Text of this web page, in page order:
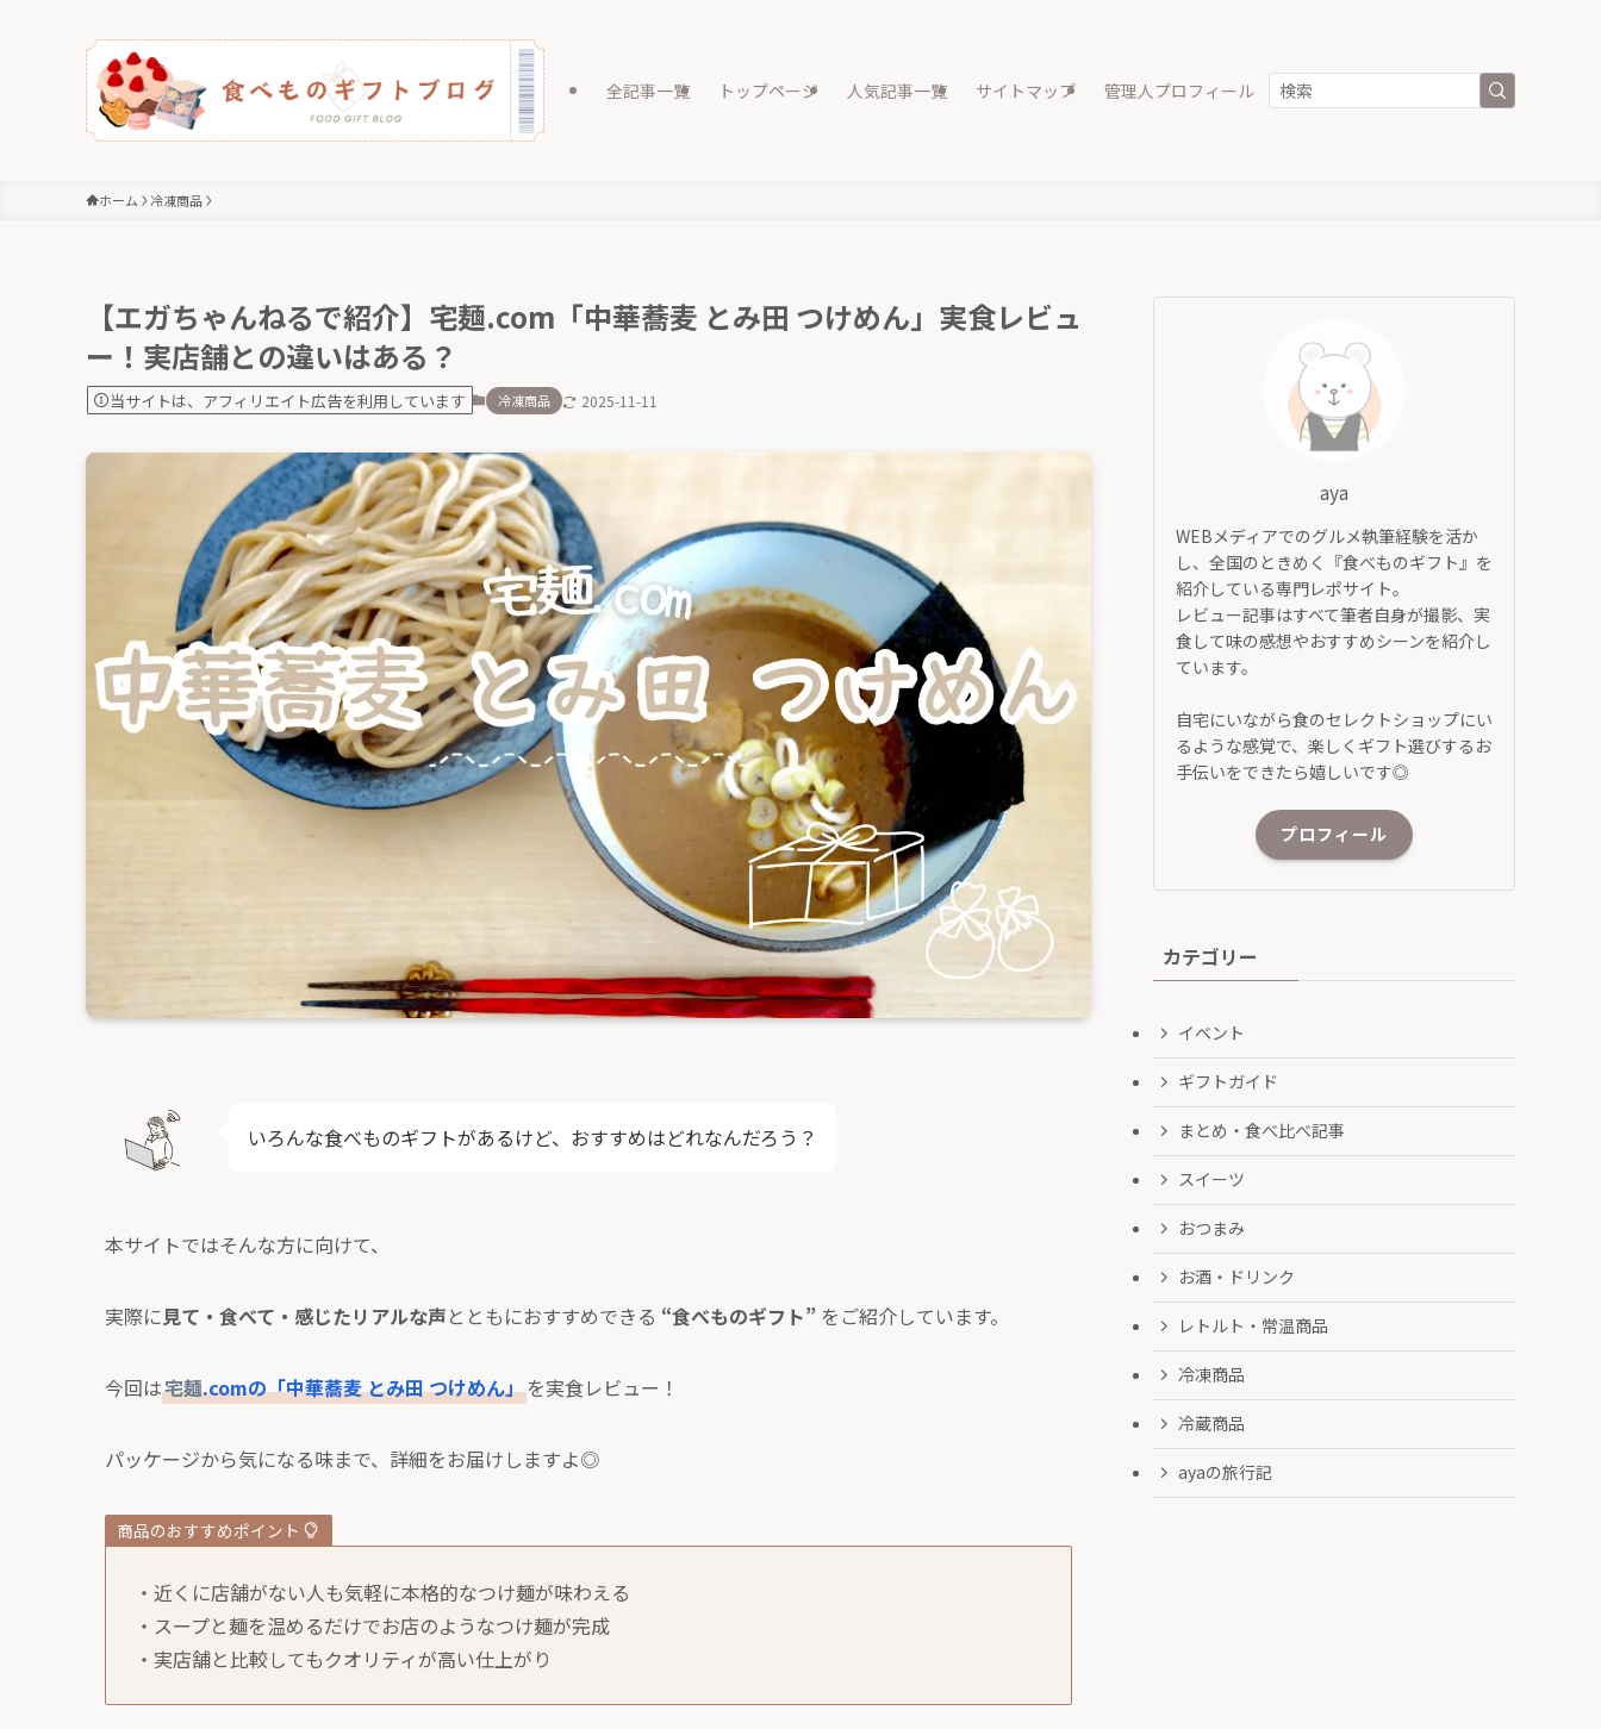
全記事一覧 トップページ 人気記事一覧 サイトマップ 管理人プロフィール
ホーム 冷凍商品
【エガちゃんねるで紹介】宅麺.com「中華蕎麦 とみ田 つけめん」実食レビュ
ー！実店舗との違いはある？
当サイトは、アフィリエイト広告を利用しています 冷凍商品 2025-11-11
いろんな食べものギフトがあるけど、おすすめはどれなんだろう？
本サイトではそんな方に向けて、
実際に見て・食べて・感じたリアルな声とともにおすすめできる “食べものギフト” をご紹介しています。
今回は宅麺.comの「中華蕎麦 とみ田 つけめん」を実食レビュー！
パッケージから気になる味まで、詳細をお届けしますよ◎
商品のおすすめポイント
・近くに店舗がない人も気軽に本格的なつけ麺が味わえる
・スープと麺を温めるだけでお店のようなつけ麺が完成
・実店舗と比較してもクオリティが高い仕上がり
aya
WEBメディアでのグルメ執筆経験を活か
し、全国のときめく『食べものギフト』を
紹介している専門レポサイト。
レビュー記事はすべて筆者自身が撮影、実
食して味の感想やおすすめシーンを紹介し
ています。
自宅にいながら食のセレクトショップにい
るような感覚で、楽しくギフト選びするお
手伝いをできたら嬉しいです◎
プロフィール
カテゴリー
イベント
ギフトガイド
まとめ・食べ比べ記事
スイーツ
おつまみ
お酒・ドリンク
レトルト・常温商品
冷凍商品
冷蔵商品
ayaの旅行記